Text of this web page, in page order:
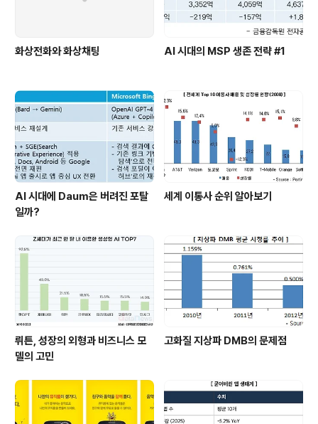
화상전화와 화상채팅 AI 시대의 MSP 생존 전략 #1
AI 시대에 Daum은 버려진 포탈
일까?
세계 이통사 순위 알아보기
뤼튼, 성장의 외형과 비즈니스 모
델의 고민
고화질 지상파 DMB의 문제점